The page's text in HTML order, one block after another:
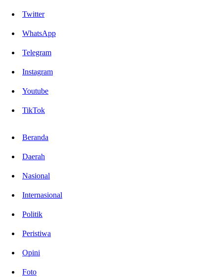
Twitter
WhatsApp
Telegram
Instagram
Youtube
TikTok
Beranda
Daerah
Nasional
Internasional
Politik
Peristiwa
Opini
Foto